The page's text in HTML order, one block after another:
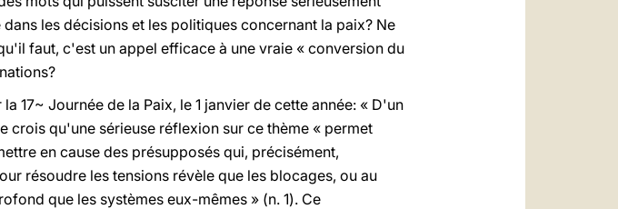
les décisions et les politiques concernant la paix? Ne
faut, c'est un appel efficace à une vraie « conversion du
17~ Journée de la Paix, le 1 janvier de cette année: « D'un
qu'une sérieuse réflexion sur ce thème « permet
en cause des présupposés qui, précisément,
résoudre les tensions révèle que les blocages, ou au
que les systèmes eux-mêmes » (n. 1). Ce